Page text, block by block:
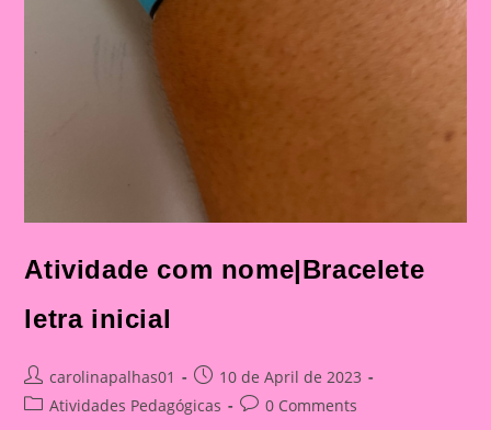
Atividade com nome|Bracelete
letra inicial
Post
author:
carolinapalhas01
Post
published:
10 de April de 2023
PostAtividades Pedagógicas
Post0 Comments